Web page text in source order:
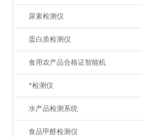
尿素检测仪
蛋白质检测仪
食用农产品合格证智能机
*检测仪
水产品检测系统
食品甲醛检测仪